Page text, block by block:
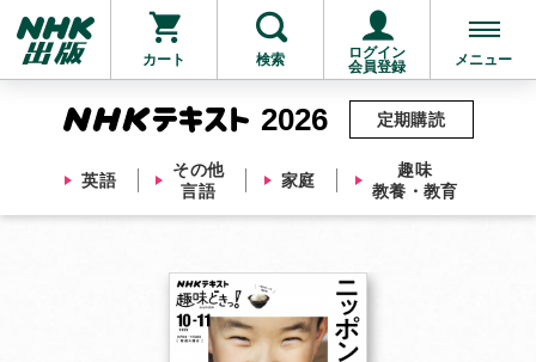
カート 検索
ログイン
会員登録
メニュー
2026
英語
その他
言語
家庭
趣味
教養・教育
定期購読
他にも商品を買う